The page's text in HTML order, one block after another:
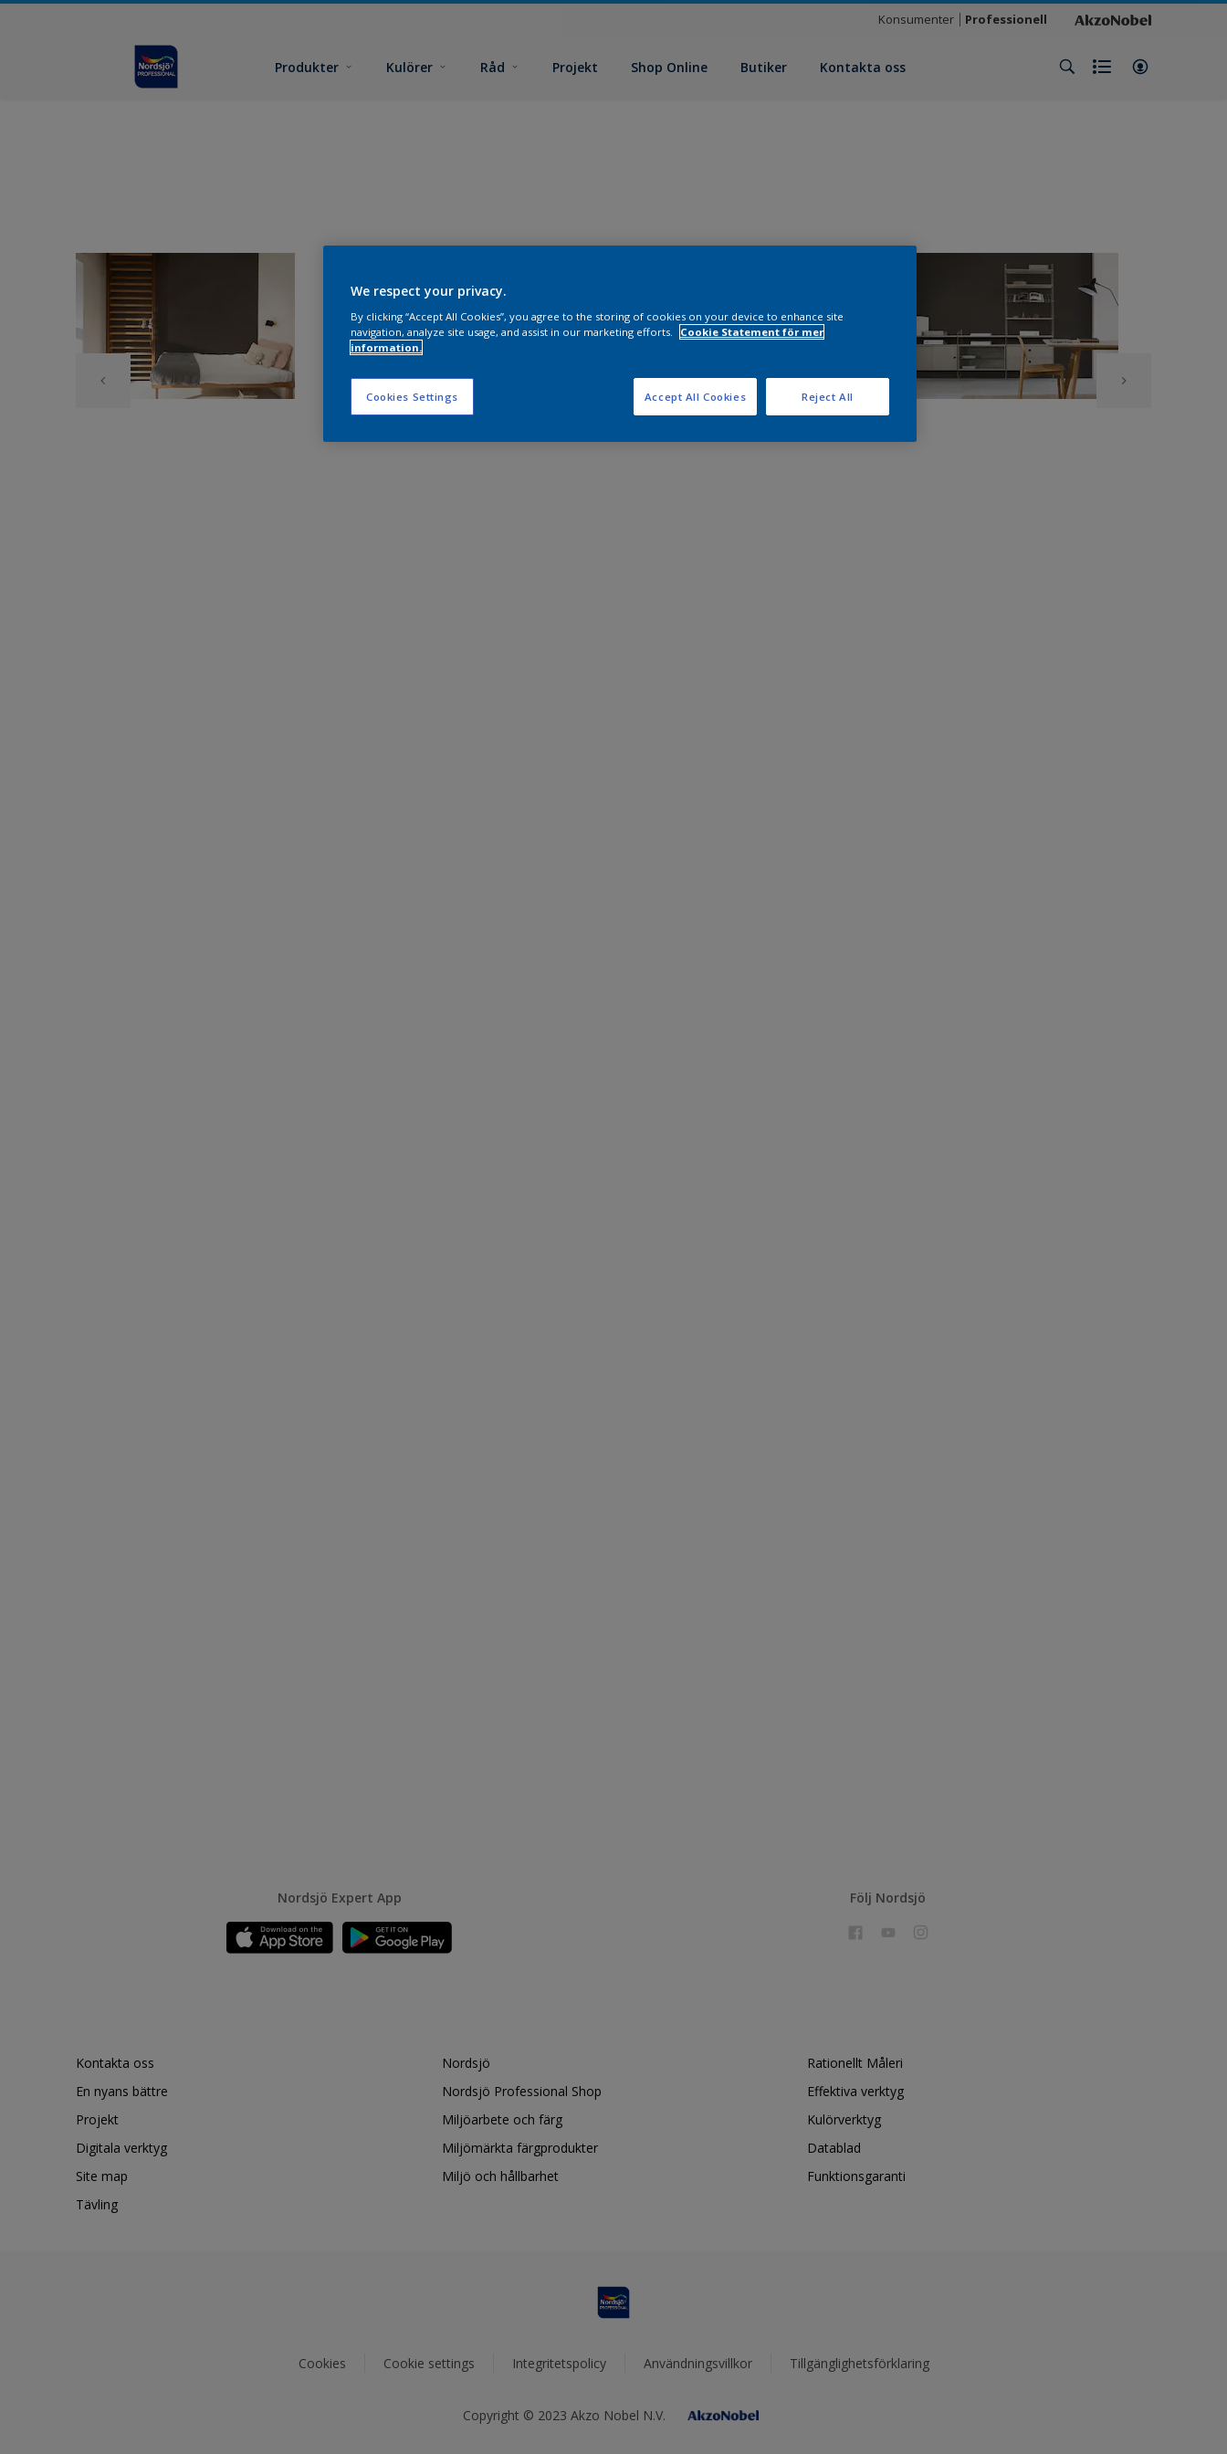
Konsumenter Professionell
Produkter Kulörer Råd Projekt Shop Online Butiker Kontakta oss
Nordsjö Expert App Följ Nordsjö
Kontakta oss
En nyans bättre
Projekt
Digitala verktyg
Site map
Tävling
Nordsjö
Nordsjö Professional Shop
Miljöarbete och färg
Miljömärkta färgprodukter
Miljö och hållbarhet
Rationellt Måleri
Effektiva verktyg
Kulörverktyg
Datablad
Funktionsgaranti
Cookies Cookie settings Integritetspolicy Användningsvillkor Tillgänglighetsförklaring
Copyright © 2023 Akzo Nobel N.V.
We respect your privacy.
By clicking “Accept All Cookies”, you agree to the storing of cookies on your device to enhance site
navigation, analyze site usage, and assist in our marketing efforts.
Cookie Statement för mer
information.
Cookies Settings Reject All
Accept All Cookies